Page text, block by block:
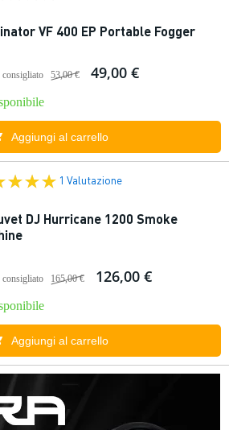
VF 400 EP Portable Fogger
consigliato 53,00 € 49,00 €
Aggiungi al carrello
1 Valutazione
DJ Hurricane 1200 Smoke
consigliato 165,00 € 126,00 €
Aggiungi al carrello